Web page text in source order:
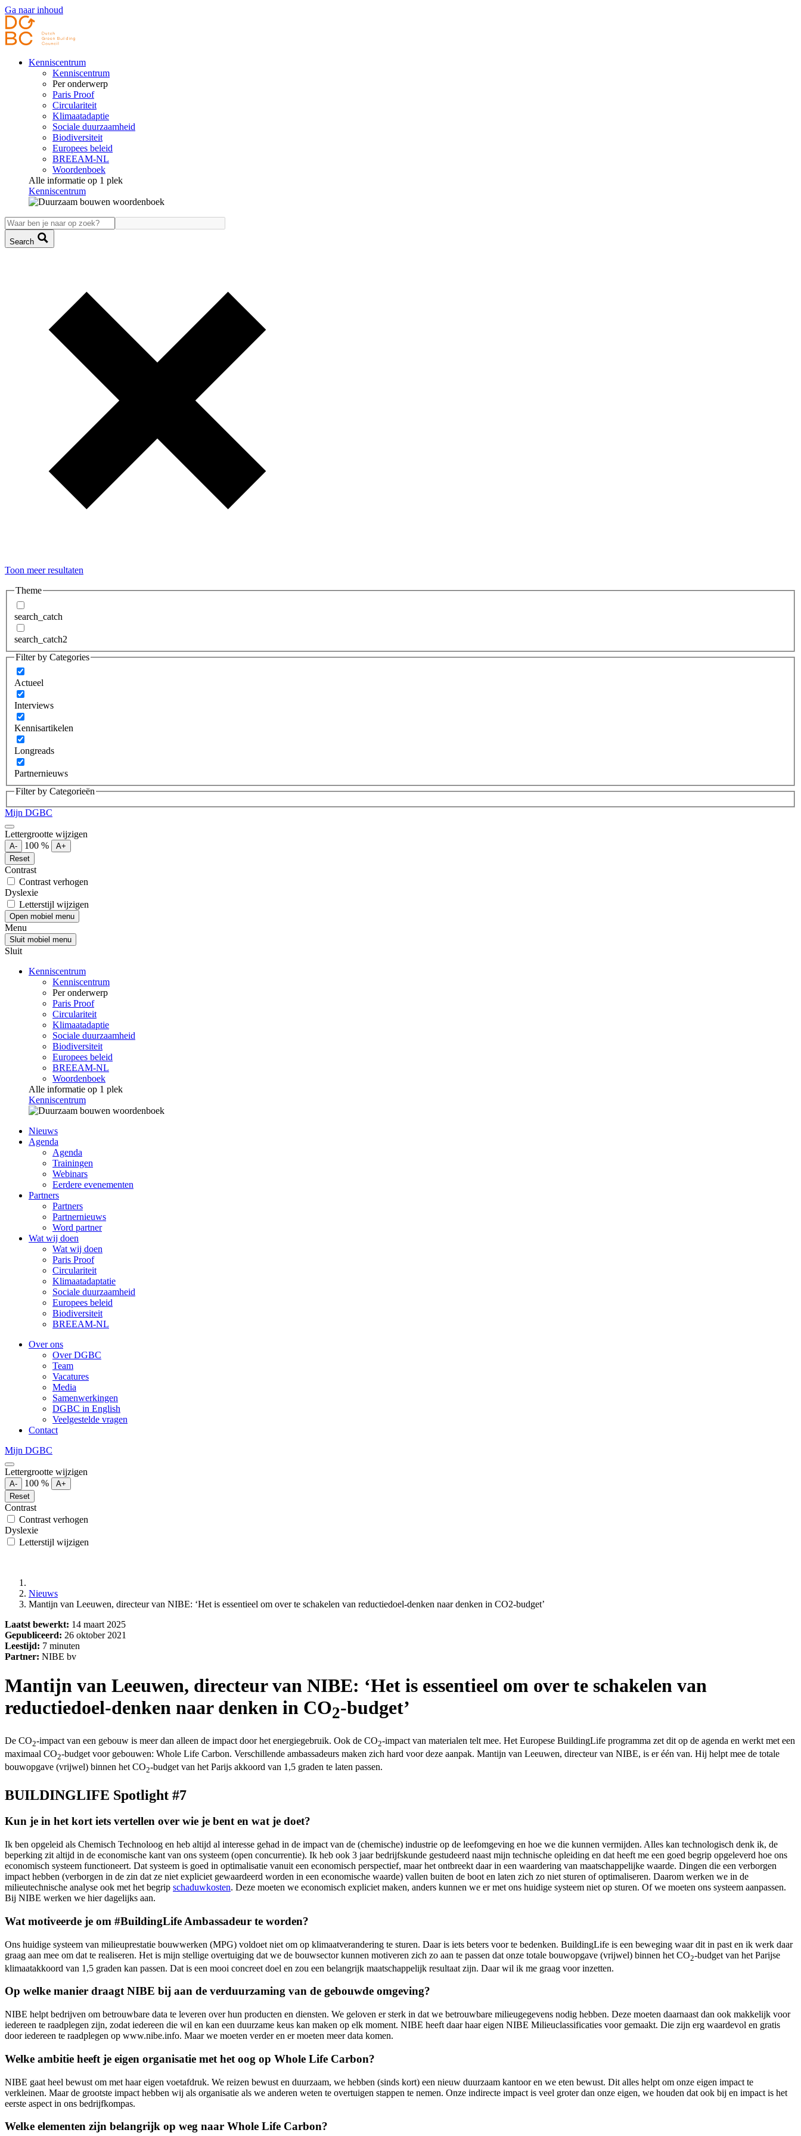
Ga naar inhoud
Kenniscentrum
Kenniscentrum
Per onderwerp
Paris Proof
Circulariteit
Klimaatadaptie
Sociale duurzaamheid
Biodiversiteit
Europees beleid
BREEAM-NL
Woordenboek
Alle informatie op 1 plek
Kenniscentrum
Search
Toon meer resultaten
Theme
search_catch
search_catch2
Filter by Categories
Actueel
Interviews
Kennisartikelen
Longreads
Partnernieuws
Filter by Categorieën
Mijn DGBC
Lettergrootte wijzigen
A- 100 %
A+
Reset
Contrast
Contrast verhogen
Dyslexie
Letterstijl wijzigen
Open mobiel menu
Menu
Sluit mobiel menu
Sluit
Kenniscentrum
Kenniscentrum
Per onderwerp
Paris Proof
Circulariteit
Klimaatadaptie
Sociale duurzaamheid
Biodiversiteit
Europees beleid
BREEAM-NL
Woordenboek
Alle informatie op 1 plek
Kenniscentrum
Nieuws
Agenda
Agenda
Trainingen
Webinars
Eerdere evenementen
Partners
Partners
Partnernieuws
Word partner
Wat wij doen
Wat wij doen
Paris Proof
Circulariteit
Klimaatadaptatie
Sociale duurzaamheid
Europees beleid
Biodiversiteit
BREEAM-NL
Over ons
Over DGBC
Team
Vacatures
Media
Samenwerkingen
DGBC in English
Veelgestelde vragen
Contact
Mijn DGBC
Lettergrootte wijzigen
A- 100 %
A+
Reset
Contrast
Contrast verhogen
Dyslexie
Letterstijl wijzigen
Nieuws
Mantijn van Leeuwen, directeur van NIBE: ‘Het is essentieel om over te schakelen van reductiedoel-denken naar denken in CO2-budget’
Laatst bewerkt: 14 maart 2025
Gepubliceerd: 26 oktober 2021
Leestijd: 7 minuten
Partner: NIBE bv
Mantijn van Leeuwen, directeur van NIBE: ‘Het is essentieel om over te schakelen van
reductiedoel-denken naar denken in CO2-budget’
De CO2-impact van een gebouw is meer dan alleen de impact door het energiegebruik. Ook de CO2-impact van materialen telt mee. Het Europese BuildingLife programma zet dit op de agenda en werkt met een
maximaal CO2-budget voor gebouwen: Whole Life Carbon. Verschillende ambassadeurs maken zich hard voor deze aanpak. Mantijn van Leeuwen, directeur van NIBE, is er één van. Hij helpt mee de totale
bouwopgave (vrijwel) binnen het CO2-budget van het Parijs akkoord van 1,5 graden te laten passen.
BUILDINGLIFE Spotlight #7
Kun je in het kort iets vertellen over wie je bent en wat je doet?
Ik ben opgeleid als Chemisch Technoloog en heb altijd al interesse gehad in de impact van de (chemische) industrie op de leefomgeving en hoe we die kunnen vermijden. Alles kan technologisch denk ik, de
beperking zit altijd in de economische kant van ons systeem (open concurrentie). Ik heb ook 3 jaar bedrijfskunde gestudeerd naast mijn technische opleiding en dat heeft me een goed begrip opgeleverd hoe ons
economisch systeem functioneert. Dat systeem is goed in optimalisatie vanuit een economisch perspectief, maar het ontbreekt daar in een waardering van maatschappelijke waarde. Dingen die een verborgen
impact hebben (verborgen in de zin dat ze niet expliciet gewaardeerd worden in een economische waarde) vallen buiten de boot en laten zich zo niet sturen of optimaliseren. Daarom werken we in de
milieutechnische analyse ook met het begrip schaduwkosten. Deze moeten we economisch expliciet maken, anders kunnen we er met ons huidige systeem niet op sturen. Of we moeten ons systeem aanpassen.
Bij NIBE werken we hier dagelijks aan.
Wat motiveerde je om #BuildingLife Ambassadeur te worden?
Ons huidige systeem van milieuprestatie bouwwerken (MPG) voldoet niet om op klimaatverandering te sturen. Daar is iets beters voor te bedenken. BuildingLife is een beweging waar dit in past en ik werk daar
graag aan mee om dat te realiseren. Het is mijn stellige overtuiging dat we de bouwsector kunnen motiveren zich zo aan te passen dat onze totale bouwopgave (vrijwel) binnen het CO2-budget van het Parijse
klimaatakkoord van 1,5 graden kan passen. Dat is een mooi concreet doel en zou een belangrijk maatschappelijk resultaat zijn. Daar wil ik me graag voor inzetten.
Op welke manier draagt NIBE bij aan de verduurzaming van de gebouwde omgeving?
NIBE helpt bedrijven om betrouwbare data te leveren over hun producten en diensten. We geloven er sterk in dat we betrouwbare milieugegevens nodig hebben. Deze moeten daarnaast dan ook makkelijk voor
iedereen te raadplegen zijn, zodat iedereen die wil en kan een duurzame keus kan maken op elk moment. NIBE heeft daar haar eigen NIBE Milieuclassificaties voor gemaakt. Die zijn erg waardevol en gratis
door iedereen te raadplegen op www.nibe.info. Maar we moeten verder en er moeten meer data komen.
Welke ambitie heeft je eigen organisatie met het oog op Whole Life Carbon?
NIBE gaat heel bewust om met haar eigen voetafdruk. We reizen bewust en duurzaam, we hebben (sinds kort) een nieuw duurzaam kantoor en we eten bewust. Dit alles helpt om onze eigen impact te
verkleinen. Maar de grootste impact hebben wij als organisatie als we anderen weten te overtuigen stappen te nemen. Onze indirecte impact is veel groter dan onze eigen, we houden dat ook bij en impact is het
eerste aspect in ons bedrijfkompas.
Welke elementen zijn belangrijk op weg naar Whole Life Carbon?